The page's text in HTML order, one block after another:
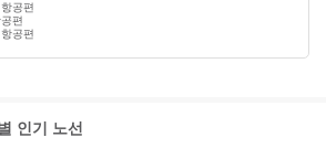
공편
편
공편
인기 노선